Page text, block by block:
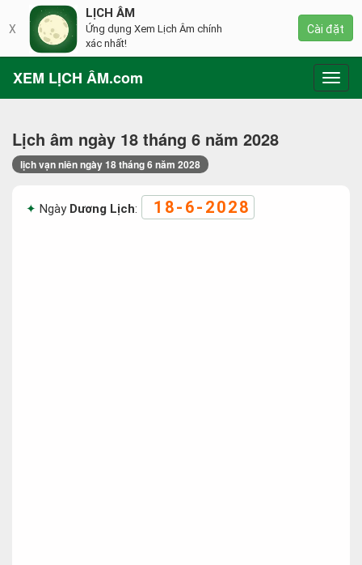
XEM LỊCH ÂM.com
Lịch âm ngày 18 tháng 6 năm 2028
lịch vạn niên ngày 18 tháng 6 năm 2028
Ngày Dương Lịch: 18-6-2028
X
LỊCH ÂM
Ứng dụng Xem Lịch Âm chính
xác nhất!
Cài đặt